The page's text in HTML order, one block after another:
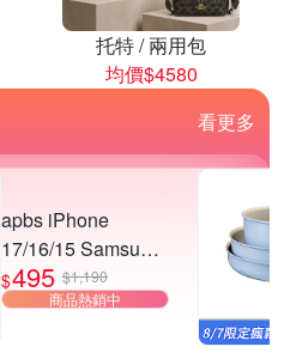
托特 / 兩用包
均價$4580
看更多
apbs iPhone
17/16/15 Samsung
S26/S25系列 軍規
360旋轉磁吸立架手
$495 $1,190
商品熱銷中